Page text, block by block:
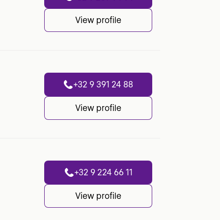
View profile
+32 9 391 24 88
View profile
+32 9 224 66 11
View profile